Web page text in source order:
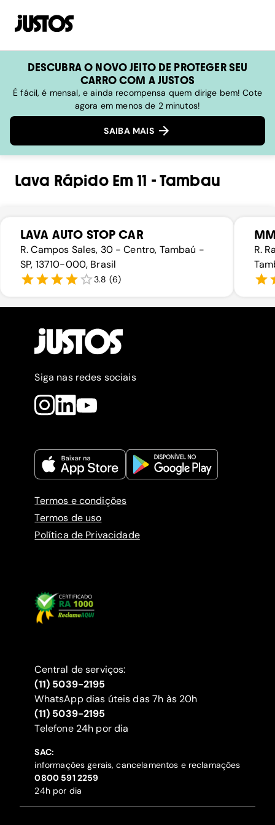
DESCUBRA O NOVO JEITO DE PROTEGER SEU
CARRO COM A JUSTOS
É fácil, é mensal, e ainda recompensa quem dirige bem! Cote
agora em menos de 2 minutos!
SAIBA MAIS
Lava RápidoEm11 -Tambau
LAVA AUTO STOP CAR
R. Campos Sales, 30 - Centro, Tambaú -
SP, 13710-000, Brasil
3.8 (6)
R.
Siga nas redes sociais
Termos e condições
Termos de uso
Política de Privacidade
Central de serviços:
(11) 5039-2195
WhatsApp dias úteis das 7h às 20h
(11) 5039-2195
‍Telefone 24h por dia
SAC:
informações gerais, cancelamentos e reclamações
‍0800 591 2259
24h por dia